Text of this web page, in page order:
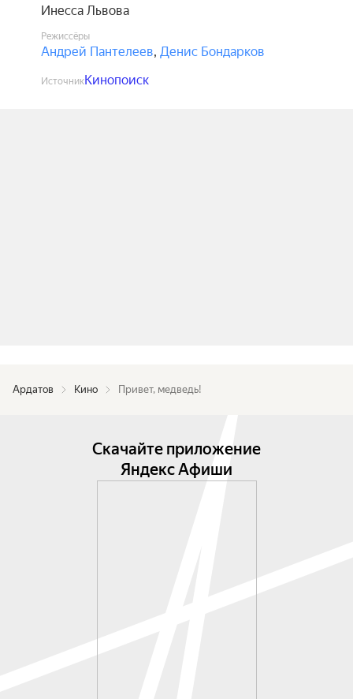
Инесса Львова
Режиссёры
Андрей Пантелеев, Денис Бондарков
ИсточникКинопоиск
Ардатов Кино Привет, медведь!
Скачайте приложение
Яндекс Афиши